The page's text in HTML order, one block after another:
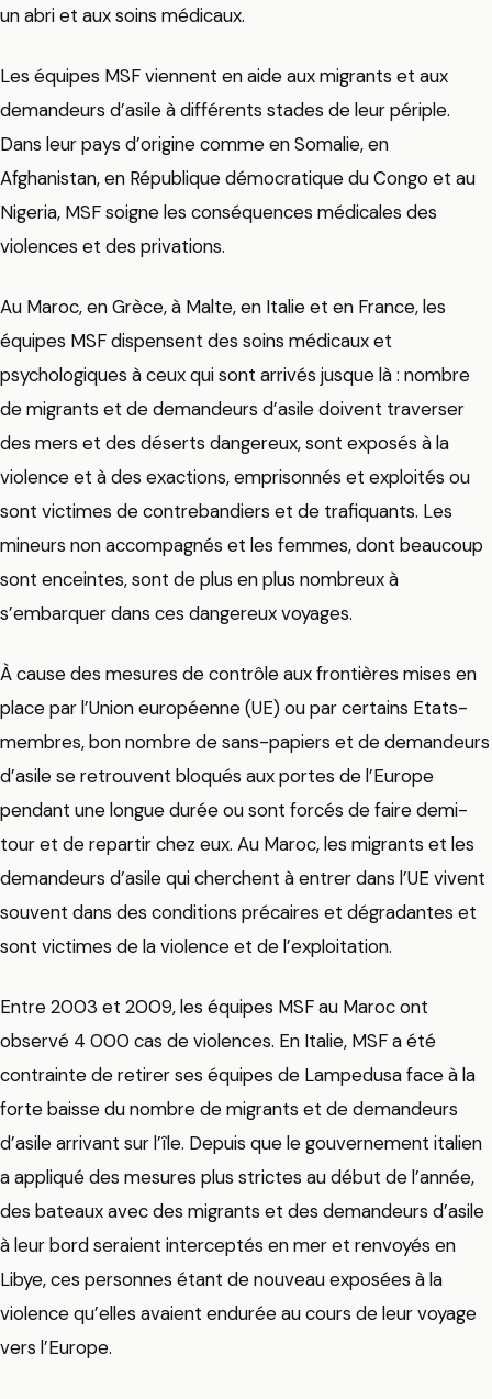
un abri et aux soins médicaux.
Les équipes MSF viennent en aide aux migrants et aux
demandeurs d’asile à différents stades de leur périple.
Dans leur pays d’origine comme en Somalie, en
Afghanistan, en République démocratique du Congo et au
Nigeria, MSF soigne les conséquences médicales des
violences et des privations.
Au Maroc, en Grèce, à Malte, en Italie et en France, les
équipes MSF dispensent des soins médicaux et
psychologiques à ceux qui sont arrivés jusque là : nombre
de migrants et de demandeurs d’asile doivent traverser
des mers et des déserts dangereux, sont exposés à la
violence et à des exactions, emprisonnés et exploités ou
sont victimes de contrebandiers et de trafiquants. Les
mineurs non accompagnés et les femmes, dont beaucoup
sont enceintes, sont de plus en plus nombreux à
s’embarquer dans ces dangereux voyages.
À cause des mesures de contrôle aux frontières mises en
place par l’Union européenne (UE) ou par certains Etats-
membres, bon nombre de sans-papiers et de demandeurs
d’asile se retrouvent bloqués aux portes de l’Europe
pendant une longue durée ou sont forcés de faire demi-
tour et de repartir chez eux. Au Maroc, les migrants et les
demandeurs d’asile qui cherchent à entrer dans l’UE vivent
souvent dans des conditions précaires et dégradantes et
sont victimes de la violence et de l’exploitation.
Entre 2003 et 2009, les équipes MSF au Maroc ont
observé 4 000 cas de violences. En Italie, MSF a été
contrainte de retirer ses équipes de Lampedusa face à la
forte baisse du nombre de migrants et de demandeurs
d’asile arrivant sur l’île. Depuis que le gouvernement italien
a appliqué des mesures plus strictes au début de l’année,
des bateaux avec des migrants et des demandeurs d’asile
à leur bord seraient interceptés en mer et renvoyés en
Libye, ces personnes étant de nouveau exposées à la
violence qu’elles avaient endurée au cours de leur voyage
vers l’Europe.